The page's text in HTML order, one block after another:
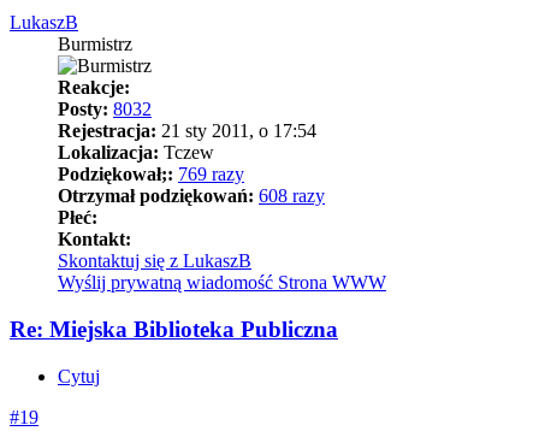
LukaszB
Burmistrz
Reakcje:
Posty: 8032
Rejestracja: 21 sty 2011, o 17:54
Lokalizacja: Tczew
Podziękował;: 769 razy
Otrzymał podziękowań: 608 razy
Płeć:
Kontakt:
Skontaktuj się z LukaszB
Wyślij prywatną wiadomość Strona WWW
Re: Miejska Biblioteka Publiczna
Cytuj
#19